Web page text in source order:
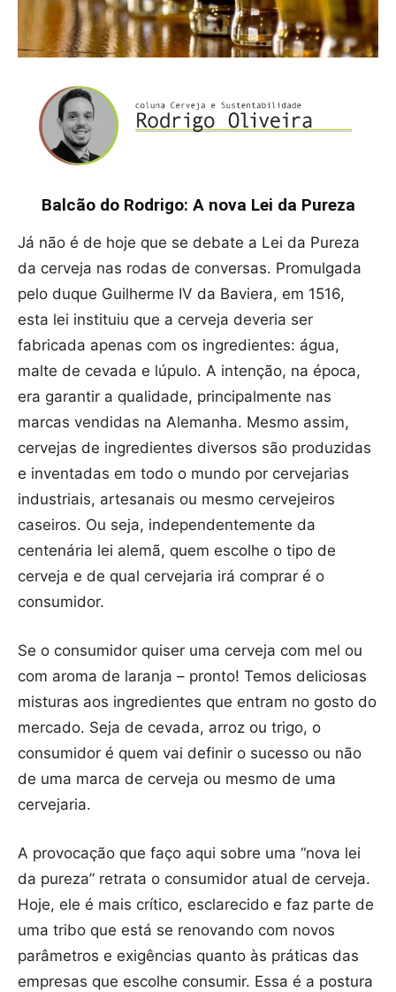
Balcão do Rodrigo: A nova Lei da Pureza
Já não é de hoje que se debate a Lei da Pureza
da cerveja nas rodas de conversas. Promulgada
pelo duque Guilherme IV da Baviera, em 1516,
esta lei instituiu que a cerveja deveria ser
fabricada apenas com os ingredientes: água,
malte de cevada e lúpulo. A intenção, na época,
era garantir a qualidade, principalmente nas
marcas vendidas na Alemanha. Mesmo assim,
cervejas de ingredientes diversos são produzidas
e inventadas em todo o mundo por cervejarias
industriais, artesanais ou mesmo cervejeiros
caseiros. Ou seja, independentemente da
centenária lei alemã, quem escolhe o tipo de
cerveja e de qual cervejaria irá comprar é o
consumidor.
Se o consumidor quiser uma cerveja com mel ou
com aroma de laranja – pronto! Temos deliciosas
misturas aos ingredientes que entram no gosto do
mercado. Seja de cevada, arroz ou trigo, o
consumidor é quem vai definir o sucesso ou não
de uma marca de cerveja ou mesmo de uma
cervejaria.
A provocação que faço aqui sobre uma “nova lei
da pureza” retrata o consumidor atual de cerveja.
Hoje, ele é mais crítico, esclarecido e faz parte de
uma tribo que está se renovando com novos
parâmetros e exigências quanto às práticas das
empresas que escolhe consumir. Essa é a postura